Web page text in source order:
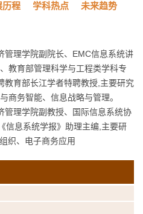
历程 学科热点 未来趋势
管理学院副院长、EMC信息系统讲
教育部管理科学与工程类学科专
教育部长江学者特聘教授,主要研究
商务智能、信息战略与管理。
管理学院副教授、国际信息系统协
信息系统学报》助理主编,主要研
织、电子商务应用